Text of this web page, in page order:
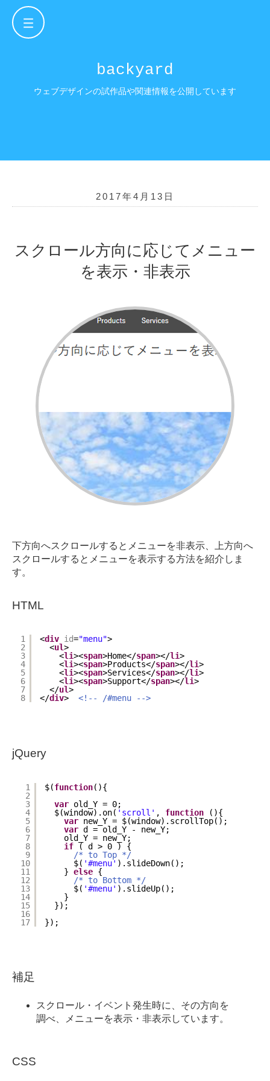
backyard
ウェブデザインの試作品や関連情報を公開しています
2017年4月13日
スクロール方向に応じてメニュー
を表示・非表示
下方向へスクロールするとメニューを非表示、上方向へ
スクロールするとメニューを表示する方法を紹介しま
す。
HTML
1
2
3
4
5
6
7
8
<div id="menu">
<ul>
<li><span>Home</span></li>
<li><span>Products</span></li>
<li><span>Services</span></li>
<li><span>Support</span></li>
</ul>
</div> <!-- /#menu -->
jQuery
1
2
3
4
5
6
7
8
9
10
11
12
13
14
15
16
17
$(function(){
var old_Y = 0;
$(window).on( 'scroll' , function
(){
var new_Y = $(window).scrollTop();
var d = old_Y - new_Y;
old_Y = new_Y;
if ( d > 0 ) {
/* to Top */
$( '#menu' ).slideDown();
} else {
/* to Bottom */
$( '#menu' ).slideUp();
}
});
});
補足
スクロール・イベント発生時に、その方向を
調べ、メニューを表示・非表示しています。
CSS